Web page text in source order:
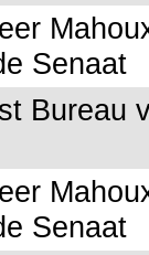
Senaat
Bureau
Senaat